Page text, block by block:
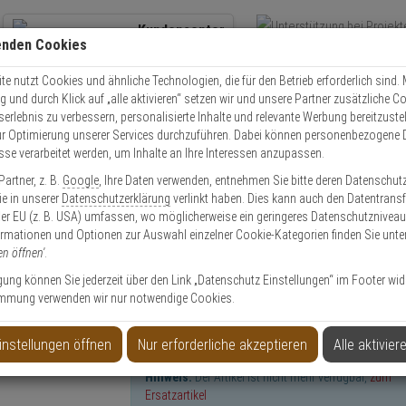
Kundencenter
Kontaktservice nutzen
Mo. - Do.: 8:00 - 16:30 Fr. 8:00 - 14:00 Uhr
E 35MM IP-Thermal 30 fps VGA T/N IP66
30 fps VGA T/N IP66
Hinweis:Der Artikel ist nicht mehr verfügbar,zum
Ersatzartikel
Cookies
nutzt Cookies und ähnliche Technologien, die für den Betrieb erforderlich sind.
und durch Klick auf „alle aktivieren“ setzen wir und unsere Partner zusätzliche
zu verbessern, personalisierte Inhalte und relevante Werbung
Optimierung unserer Services durchzuführen. Dabei können personenbezogene
verarbeitet werden, um Inhalte an Ihre Interessen anzupassen.
z. B. Google , Ihre Daten verwenden, entnehmen Sie bitte deren
in unserer Datenschutzerklärung verlinkt haben. Dies kann auch den
EU (z. B. USA) umfassen, wo möglicherweise ein geringeres Datenschutzniveau
und Optionen zur Auswahl einzelner Cookie-Kategorien finden Sie
öffnen'.
können Sie jederzeit über den Link „Datenschutz Einstellungen“ im Footer
verwenden wir nur notwendige Cookies.
öffnen Nur erforderliche akzeptieren Alle